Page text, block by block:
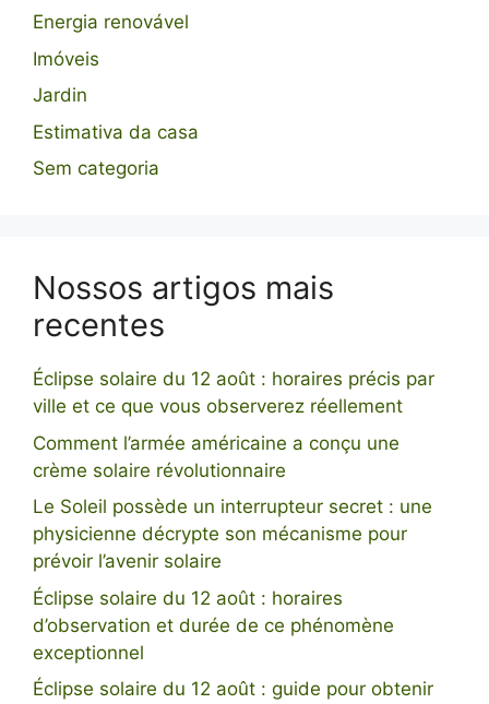
Energia renovável
Imóveis
Jardin
Estimativa da casa
Sem categoria
Nossos artigos mais
recentes
Éclipse solaire du 12 août : horaires précis par
ville et ce que vous observerez réellement
Comment l’armée américaine a conçu une
crème solaire révolutionnaire
Le Soleil possède un interrupteur secret : une
physicienne décrypte son mécanisme pour
prévoir l’avenir solaire
Éclipse solaire du 12 août : horaires
d’observation et durée de ce phénomène
exceptionnel
Éclipse solaire du 12 août : guide pour obtenir